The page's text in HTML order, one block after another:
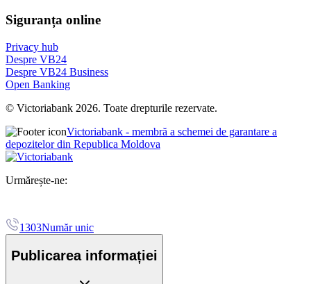
Siguranța online
Privacy hub
Despre VB24
Despre VB24 Business
Open Banking
© Victoriabank 2026. Toate drepturile rezervate.
Victoriabank - membră a schemei de garantare a
depozitelor din Republica Moldova
Urmărește-ne:
1303Număr unic
Publicarea informației